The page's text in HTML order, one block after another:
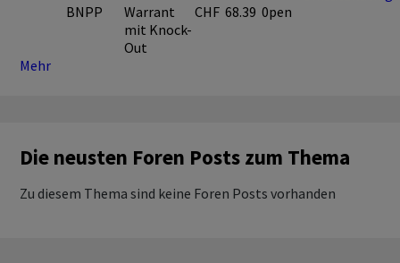
BNPP
Warrant
mit Knock-
Out
CHF 68.39 0pen
Mehr
Die neusten Foren Posts zum Thema
Zu diesem Thema sind keine Foren Posts vorhanden